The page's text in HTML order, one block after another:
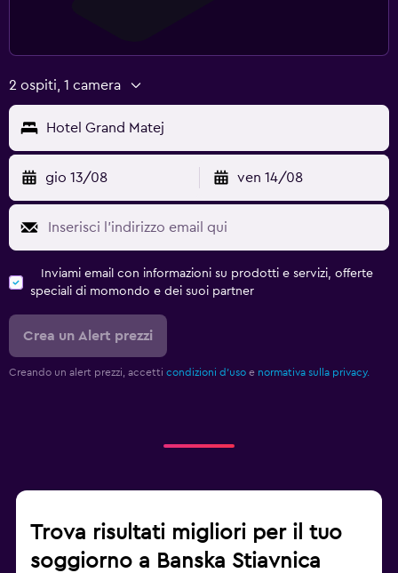
Videosorveglianza nelle aree comuni
Servizio di sicurezza attivo 24 ore su 24
Kit di pronto soccorso
Esterno
Giardino
Griglia
Parcheggio e trasporti
Parcheggio
Parcheggio privato
Tennis
2 ospiti, 1 camera
Hotel Grand Matej
gio 13/08 ven 14/08
Inviami email con informazioni su prodotti e servizi, offerte
speciali di momondo e dei suoi partner
Crea un Alert prezzi
Creando un alert prezzi, accetti condizioni d'uso e normativa sulla privacy.
Trova risultati migliori per il tuo
soggiorno a Banska Stiavnica